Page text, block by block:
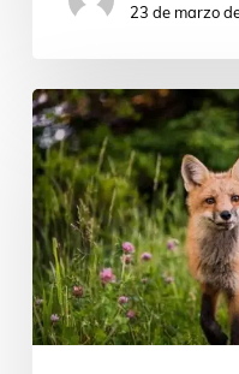
23 de marzo
10
Tips
for
what
to
do
downtown